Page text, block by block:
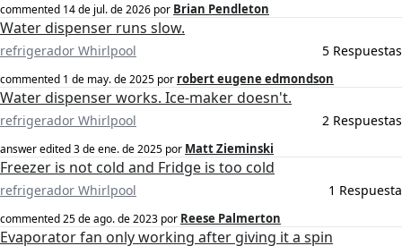
commented 14 de jul. de 2026 por Brian Pendleton
Water dispenser runs slow.
refrigerador Whirlpool 5 Respuestas
commented 1 de may. de 2025 por robert eugene edmondson
Water dispenser works. Ice-maker doesn't.
refrigerador Whirlpool 2 Respuestas
answer edited3 de ene. de 2025 por Matt Zieminski
Freezer is not cold and Fridge is too cold
refrigerador Whirlpool 1 Respuesta
commented25 de ago. de 2023 por Reese Palmerton
Evaporator fan only working after giving it a spin